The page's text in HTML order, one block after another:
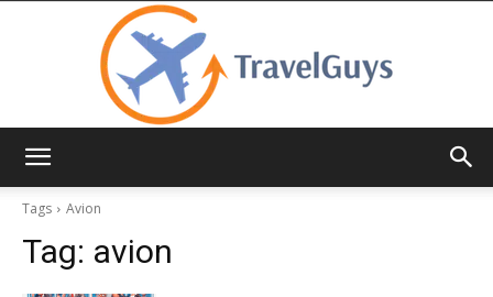
Tags
Avion
Tag: avion